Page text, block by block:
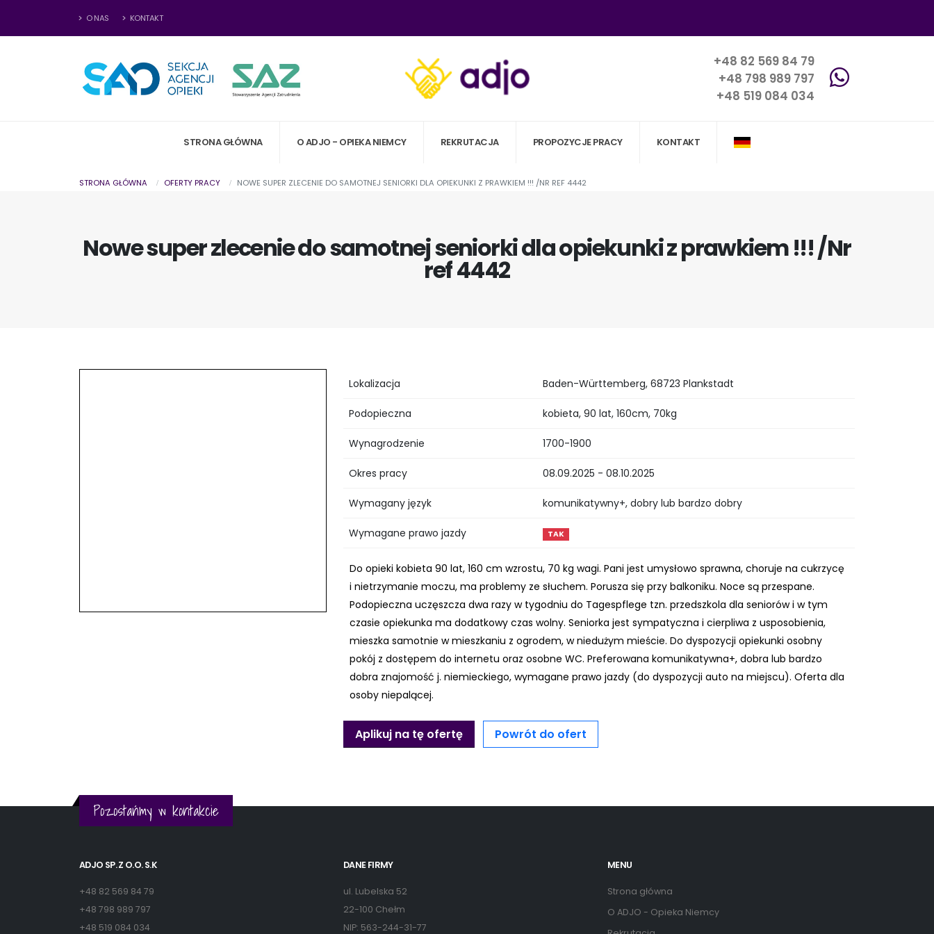
O NAS KONTAKT
+48 82 569 84 79
+48 798 989 797
+48 519 084 034
STRONA GŁÓWNA O ADJO - OPIEKA NIEMCY REKRUTACJA PROPOZYCJE PRACY KONTAKT
STRONA GŁÓWNA OFERTY PRACY NOWE SUPER ZLECENIE DO SAMOTNEJ SENIORKI DLA OPIEKUNKI Z PRAWKIEM !!! /NR REF 4442
Nowe super zlecenie do samotnej seniorki dla opiekunki z prawkiem !!! /Nr
ref 4442
Lokalizacja Baden-Württemberg, 68723 Plankstadt
Podopieczna kobieta, 90 lat, 160cm, 70kg
Wynagrodzenie 1700-1900
Okres pracy 08.09.2025 - 08.10.2025
Wymagany język komunikatywny+, dobry lub bardzo dobry
Wymagane prawo jazdy TAK
Do opieki kobieta 90 lat, 160 cm wzrostu, 70 kg wagi. Pani jest umysłowo sprawna, choruje na cukrzycę
i nietrzymanie moczu, ma problemy ze słuchem. Porusza się przy balkoniku. Noce są przespane.
Podopieczna uczęszcza dwa razy w tygodniu do Tagespflege tzn. przedszkola dla seniorów i w tym
czasie opiekunka ma dodatkowy czas wolny. Seniorka jest sympatyczna i cierpliwa z usposobienia,
mieszka samotnie w mieszkaniu z ogrodem, w niedużym mieście. Do dyspozycji opiekunki osobny
pokój z dostępem do internetu oraz osobne WC. Preferowana komunikatywna+, dobra lub bardzo
dobra znajomość j. niemieckiego, wymagane prawo jazdy (do dyspozycji auto na miejscu). Oferta dla
osoby niepalącej.
Aplikuj na tę ofertę Powrót do ofert
Pozostańmy w kontakcie
ADJO SP. Z O.O. S.K
+48 82 569 84 79
+48 798 989 797
+48 519 084 034
DANE FIRMY
ul. Lubelska 52
22-100 Chełm
NIP: 563-244-31-77
MENU
Strona główna
O ADJO - Opieka Niemcy